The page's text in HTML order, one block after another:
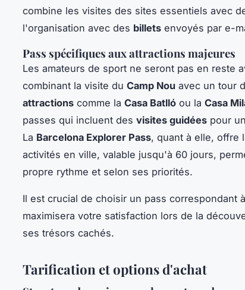
combine les visites des sites essentiels avec
l'organisation avec des billets envoyés par e-
Pass spécifiques aux attractions majeures
Les amateurs de sport ne seront pas en reste
combinant la visite du Camp Nou avec un tour
attractions comme la Casa Batlló ou la Casa
passes qui incluent des visites guidées pour
La Barcelona Explorer Pass, quant à elle, offre
activités en ville, valable jusqu'à 60 jours,
propre rythme et selon ses priorités.
Il est crucial de choisir un pass correspondant
maximisera votre satisfaction lors de la
ses trésors cachés.
Tarification et options d'achat